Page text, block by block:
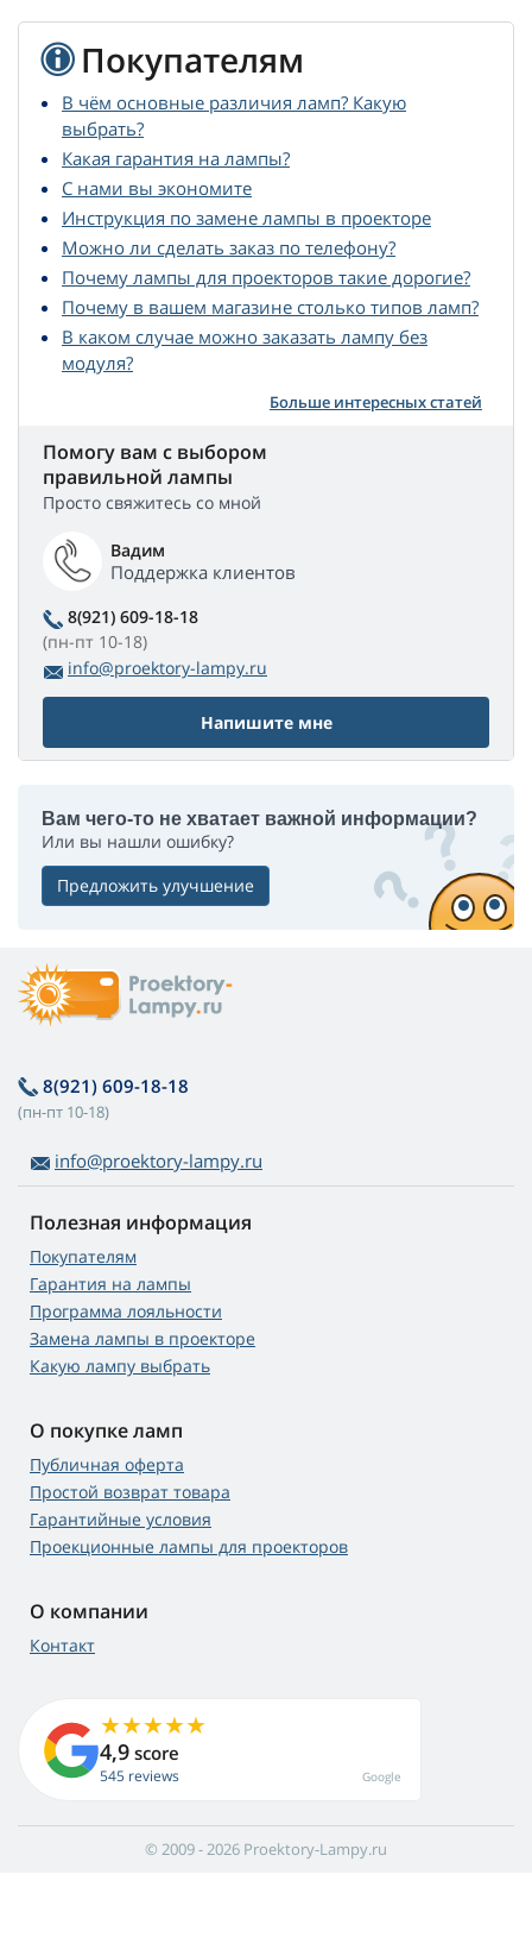
Покупателям
В чём основные различия ламп? Какую
выбрать?
Какая гарантия на лампы?
С нами вы экономите
Инструкция по замене лампы в проекторе
Можно ли сделать заказ по телефону?
Почему лампы для проекторов такие дорогие?
Почему в вашем магазине столько типов ламп?
В каком случае можно заказать лампу без
модуля?
Больше интересных статей
Помогу вам с выбором
правильной лампы
Просто свяжитесь со мной
Вадим
Поддержка клиентов
8(921) 609-18-18
(пн-пт 10-18)
info@proektory-lampy.ru
Напишите мне
Вам чего-то не хватает важной информации?
Или вы нашли ошибку?
Предложить улучшение
8(921) 609-18-18
(пн-пт 10-18)
info@proektory-lampy.ru
Полезная информация
Покупателям
Гарантия на лампы
Программа лояльности
Замена лампы в проекторе
Какую лампу выбрать
О покупке ламп
Публичная оферта
Простой возврат товара
Гарантийные условия
Проекционные лампы для проекторов
О компании
Контакт
4,9 score
545 reviews Google
© 2009 - 2026 Proektory-Lampy.ru